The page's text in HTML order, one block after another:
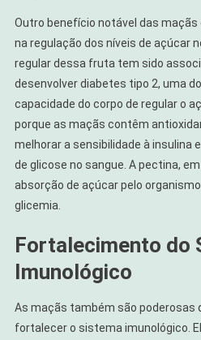
Outro benefício notável das maçãs
na regulação dos níveis de açúcar
regular dessa fruta tem sido
desenvolver diabetes tipo 2, uma
capacidade do corpo de regular o
porque as maçãs contêm
melhorar a sensibilidade à insulina
de glicose no sangue. A pectina,
absorção de açúcar pelo
glicemia.
Fortalecimento do
Imunológico
As maçãs também são poderosas
fortalecer o sistema imunológico.